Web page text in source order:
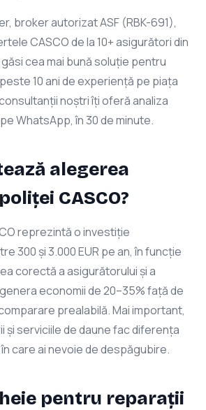
broker autorizat ASF (RBK-691),
CASCO de la 10+ asigurători din
cea mai bună soluție pentru
10 ani de experiență pe piața
noștri îți oferă analiza
WhatsApp, în 30 de minute.
alegerea
CASCO?
reprezintă o investiție
300 și 3.000 EUR pe an, în funcție
corectă a asigurătorului și a
economii de 20–35% față de
prealabilă. Mai important,
și serviciile de daune fac diferența
care ai nevoie de despăgubire.
pentru reparații